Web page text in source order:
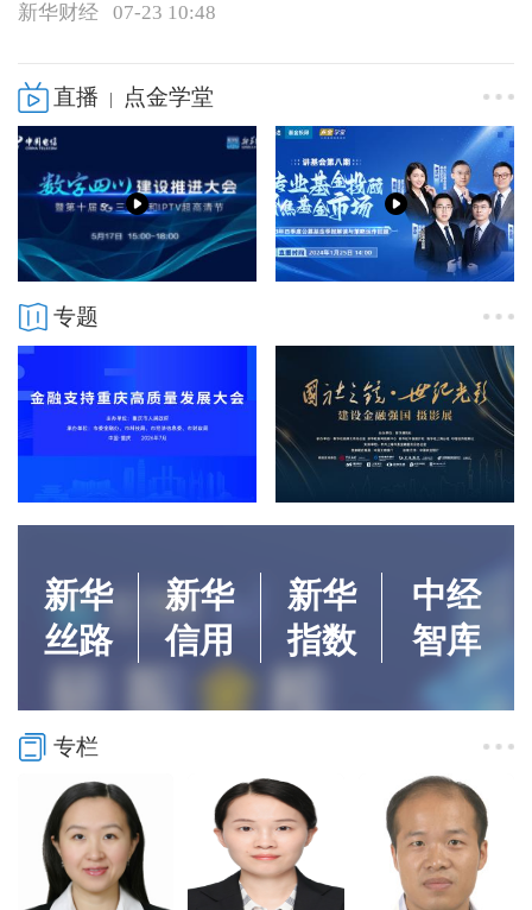
新华财经 07-23 10:48
直播 点金学堂
专题
新华
丝路
新华
信用
新华
指数
中经
智库
专栏